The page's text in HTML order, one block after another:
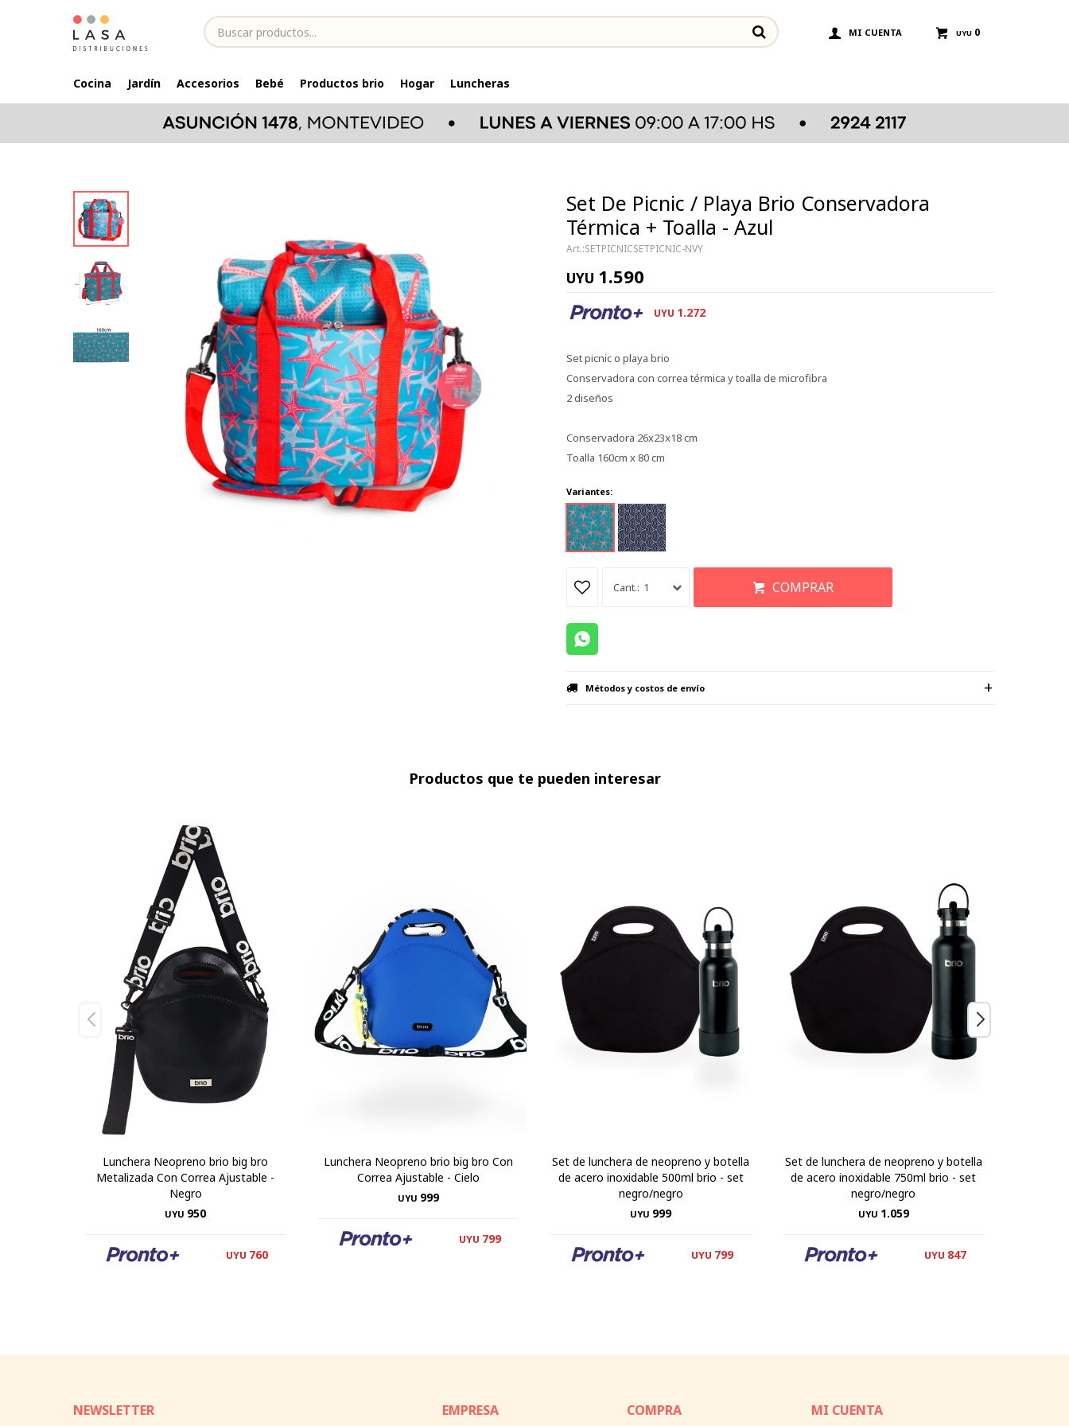
Cocina Jardín Accesorios Bebé Productos brio Hogar Luncheras
UYU 0
Set De Picnic / Playa Brio Conservadora
Térmica + Toalla - Azul
SETPICNICSETPICNIC-NVY
UYU 1.590
UYU 1.272
Set picnic o playa brio
Conservadora con correa térmica y toalla de microfibra
2 diseños
Conservadora 26x23x18 cm
Toalla 160cm x 80 cm
Variantes:
1 COMPRAR
Métodos y costos de envío
Productos que te pueden interesar
Lunchera Neopreno brio big bro
Metalizada Con Correa Ajustable -
Negro
UYU 950
UYU 760
Lunchera Neopreno brio big bro Con
Correa Ajustable - Cielo
UYU 999
UYU 799
Set de lunchera de neopreno y botella
de acero inoxidable 500ml brio - set
negro/negro
UYU 999
UYU 799
Set de lunchera de neopreno y botella
de acero inoxidable 750ml brio - set
negro/negro
UYU 1.059
UYU 847
EMPRESA COMPRA MI CUENTA
NEWSLETTER